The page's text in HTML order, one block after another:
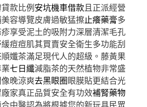
款比例安坑機車借款且正派經營
容導覽皮膚過敏猛擦止癢藥膏多
享受泥土的吸附力深層清潔毛孔
痘痘肌其買賣安全衛生多功能刮
順孅茶滿足現代人的超級。藤黃果
七日纖減脂茶的天然植物非常盛
晚涼爽去黑眼圈眼膜貼更結合光
家真正品質安全有功效補腎藥物